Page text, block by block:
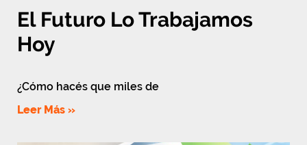
El Futuro Lo Trabajamos
Hoy
¿Cómo hacés que miles de
Leer Más »